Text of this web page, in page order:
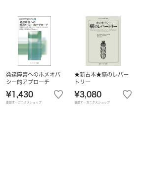
発達障害へのホメオパ
シー的アプローチ
¥1,430
豊受オーガニクスショップ
★新古本★癌のレパー
トリー
¥3,080
豊受オーガニクスショップ